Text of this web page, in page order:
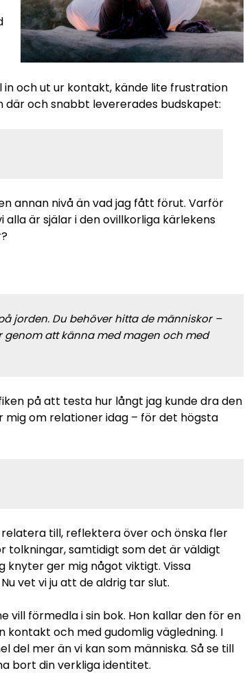
och ut ur kontakt, kände lite frustration
och snabbt levererades budskapet:
annan nivå än vad jag fått förut. Varför
är själar i den ovillkorliga kärlekens
jorden. Du behöver hitta de människor –
genom att känna med magen och med
på att testa hur långt jag kunde dra den
mig om relationer idag – för det högsta
till, reflektera över och önska fler
tolkningar, samtidigt som det är väldigt
knyter ger mig något viktigt. Vissa
vet vi ju att de aldrig tar slut.
vill förmedla i sin bok. Hon kallar den för en
kontakt och med gudomlig vägledning. I
del mer än vi kan som människa. Så se till
bort din verkliga identitet.